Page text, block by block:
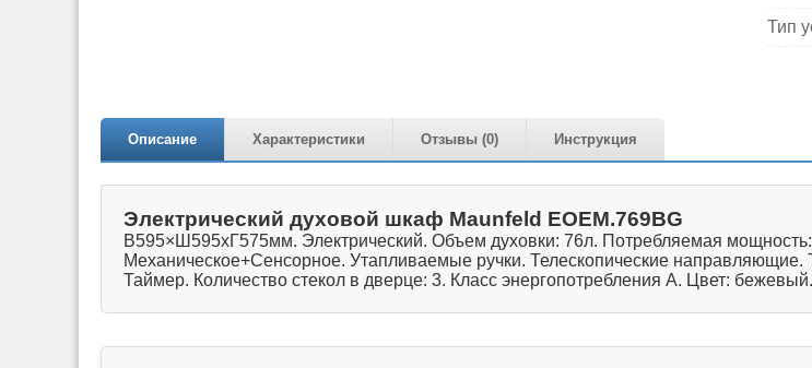
Тип
Описание Характеристики Отзывы (0) Инструкция
Электрический духовой шкаф Maunfeld EOEM.769BG
В595×Ш595хГ575мм. Электрический. Объем духовки: 76л. Потребляемая
Механическое+Сенсорное. Утапливаемые ручки. Телескопические направляющие.
Таймер. Количество стекол в дверце: 3. Класс энергопотребления А. Цвет: бежевый.